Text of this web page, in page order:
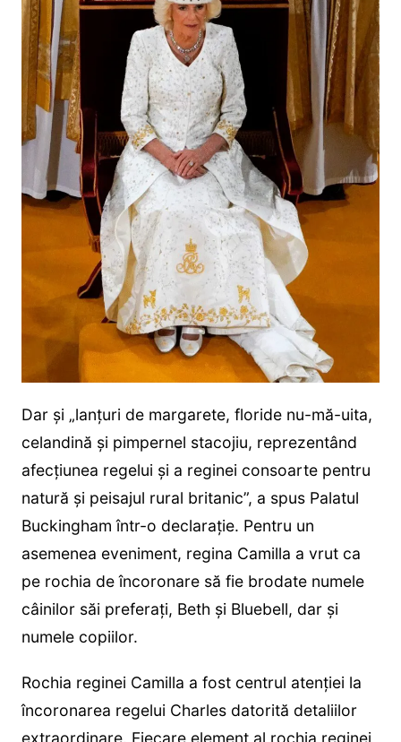
Dar și „lanțuri de margarete, floride nu-mă-uita,
celandină și pimpernel stacojiu, reprezentând
afecțiunea regelui și a reginei consoarte pentru
natură și peisajul rural britanic”, a spus Palatul
Buckingham într-o declarație. Pentru un
asemenea eveniment, regina Camilla a vrut ca
pe rochia de încoronare să fie brodate numele
câinilor săi preferați, Beth și Bluebell, dar și
numele copiilor.
Rochia reginei Camilla a fost centrul atenției la
încoronarea regelui Charles datorită detaliilor